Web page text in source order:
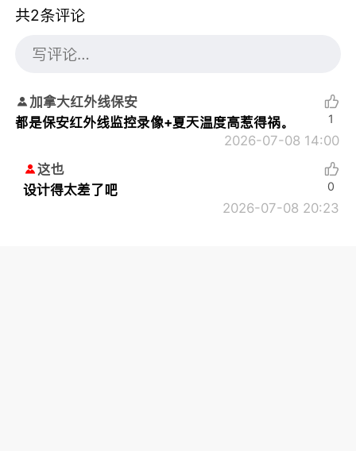
共2条评论
加拿大红外线保安
都是保安红外线监控录像+夏天温度高惹得祸。
2026-07-08 14:00
1
这也
设计得太差了吧
2026-07-08 20:23
0